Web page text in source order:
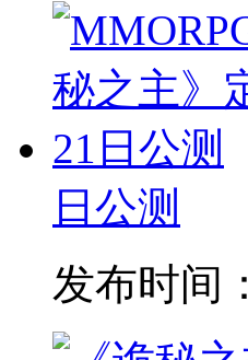
日公测
发布时间：